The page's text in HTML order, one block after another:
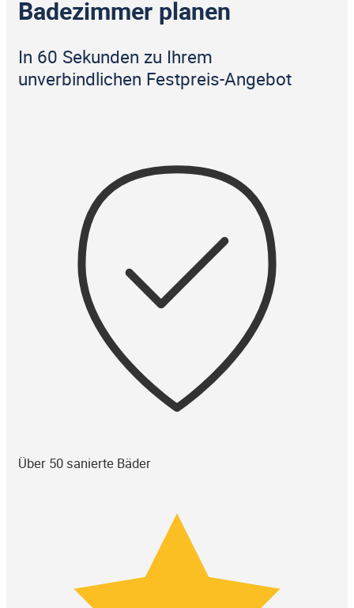
Badezimmer planen
In 60 Sekunden zu Ihrem
unverbindlichen Festpreis-Angebot
Über 50 sanierte Bäder